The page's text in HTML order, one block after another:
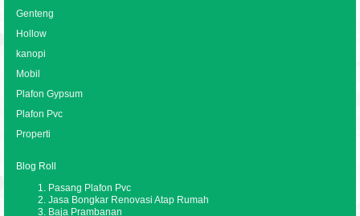
Genteng
Hollow
kanopi
Mobil
Plafon Gypsum
Plafon Pvc
Properti
Blog Roll
Pasang Plafon Pvc
Jasa Bongkar Renovasi Atap Rumah
Baja Prambanan